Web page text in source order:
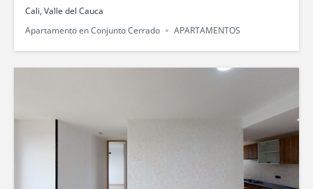
Cali, Valle del Cauca
Apartamento en Conjunto Cerrado
APARTAMENTOS